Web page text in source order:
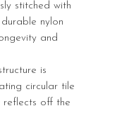
stitched with
nylon
and
is
circular tile
reflects off the